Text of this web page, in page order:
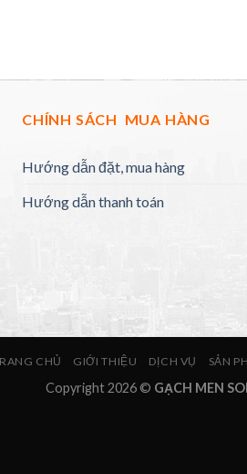
CHÍNH SÁCH MUA HÀNG
Hướng dẫn đặt, mua hàng
Hướng dẫn thanh toán
CHỦ GIỚI THIỆU DỊCH VỤ SẢN
Copyright 2026 © GẠCH MEN